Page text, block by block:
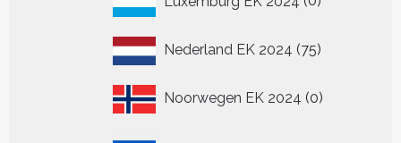
Nederland EK 2024 7575
Noorwegen EK 2024 00